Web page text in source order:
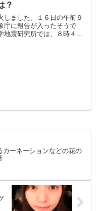
？
しました。１６日の午前９
庁に報告が入ったそうで
地震研究所では、８時４９
カーネーションなどの花の